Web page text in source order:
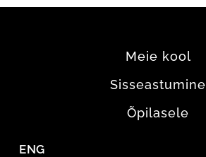
Meie kool
Sisseastumine
Õpilasele
ENG